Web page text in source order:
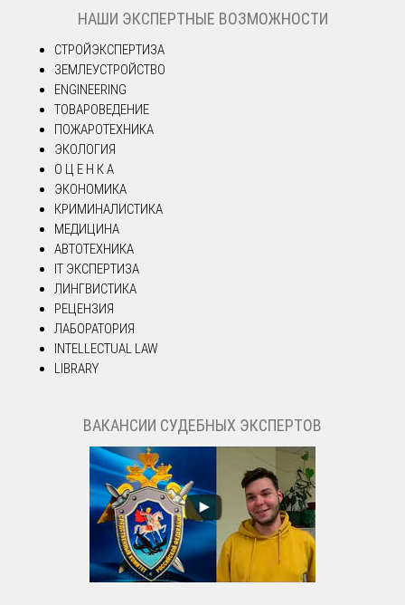
НАШИ ЭКСПЕРТНЫЕ ВОЗМОЖНОСТИ
СТРОЙЭКСПЕРТИЗА
ЗЕМЛЕУСТРОЙСТВО
ENGINEERING
ТОВАРОВЕДЕНИЕ
ПОЖАРОТЕХНИКА
ЭКОЛОГИЯ
О Ц Е Н К А
ЭКОНОМИКА
КРИМИНАЛИСТИКА
МЕДИЦИНА
АВТОТЕХНИКА
IT ЭКСПЕРТИЗА
ЛИНГВИСТИКА
РЕЦЕНЗИЯ
ЛАБОРАТОРИЯ
INTELLECTUAL LAW
LIBRARY
ВАКАНСИИ СУДЕБНЫХ ЭКСПЕРТОВ